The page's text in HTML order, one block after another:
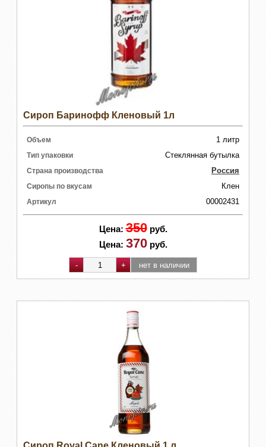
Сироп Баринофф Кленовый 1л
Объем 1 литр
Тип упаковки Стеклянная бутылка
Страна производства Россия
Сиропы по вкусам Клен
Артикул 00002431
Цена: 350 руб.
Цена: 370 руб.